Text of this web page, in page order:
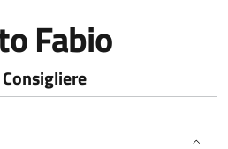
Fabio